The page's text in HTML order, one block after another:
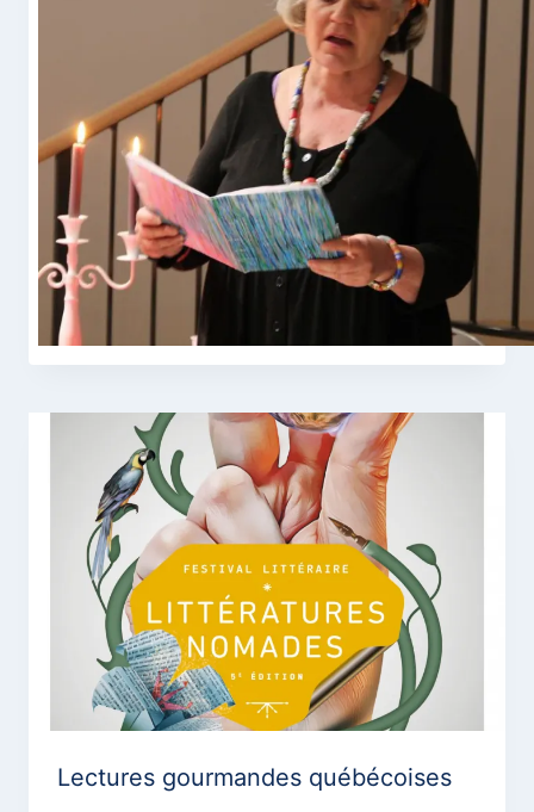
} concours d’écriture 2015
Par
Lectures gourmandes québécoises